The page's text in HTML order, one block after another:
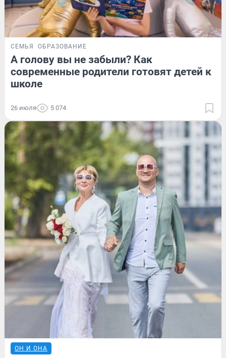
СЕМЬЯ ОБРАЗОВАНИЕ
А голову вы не забыли? Как
современные родители готовят детей к
школе
26 июля 5 074
ОН И ОНА